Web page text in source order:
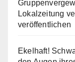
Lokalzeitung
veröffentlichen
Ekelhaft!